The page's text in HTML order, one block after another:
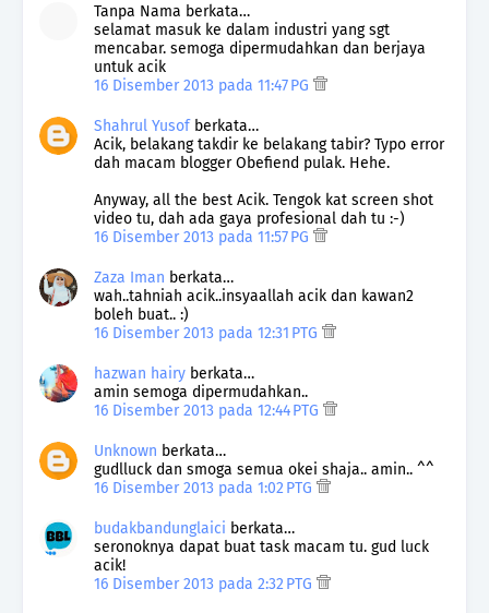
Tanpa Nama berkata…
selamat masuk ke dalam industri yang sgt
mencabar. semoga dipermudahkan dan berjaya
untuk acik
16 Disember 2013 pada 11:47 PG
Shahrul Yusofberkata…
Acik, belakang takdir ke belakang tabir? Typo error
dah macam blogger Obefiend pulak. Hehe.
Anyway, all the best Acik. Tengok kat screen shot
video tu, dah ada gaya profesional dah tu :-)
16 Disember 2013 pada 11:57 PG
Zaza Iman berkata…
wah..tahniah acik..insyaallah acik dan kawan2
boleh buat.. :)
16 Disember 2013 pada 12:31 PTG
hazwan hairy berkata…
amin semoga dipermudahkan..
16 Disember 2013 pada 12:44 PTG
Unknown berkata…
gudlluck dan smoga semua okei shaja.. amin.. ^^
16 Disember 2013 pada 1:02 PTG
budakbandunglaici berkata…
seronoknya dapat buat task macam tu. gud luck
acik!
16 Disember 2013 pada 2:32 PTG